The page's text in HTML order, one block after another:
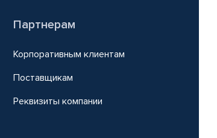
Партнерам
Корпоративным клиентам
Поставщикам
Реквизиты компании